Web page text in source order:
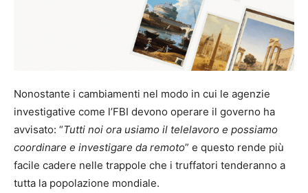
Nonostante i cambiamenti nel modo in cui le agenzie
investigative come l’FBI devono operare il governo ha
avvisato: “Tutti noi ora usiamo il telelavoro e possiamo
coordinare e investigare da remoto” e questo rende più
facile cadere nelle trappole che i truffatori tenderanno a
tutta la popolazione mondiale.